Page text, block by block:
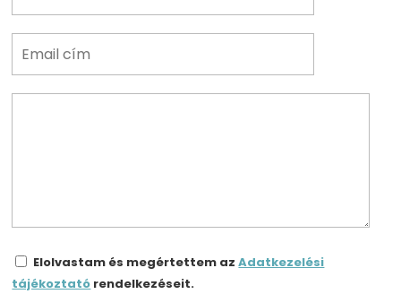
Elolvastam és megértettem azAdatkezelési
tájékoztató rendelkezéseit.